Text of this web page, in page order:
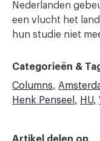
Nederlanden
een vlucht het
hun studie niet
Categorieën &
Columns
Henk Penseel
HU